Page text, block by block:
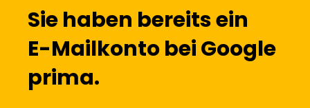
Sie haben bereits ein
E-Mailkonto bei Google
prima.